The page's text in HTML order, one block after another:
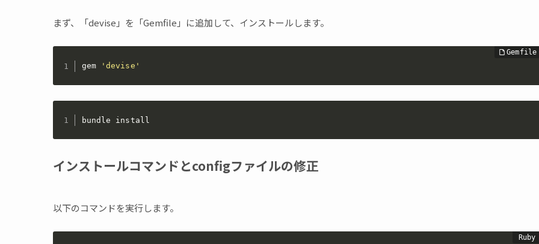
まず、「devise」を「Gemfile」に追加して、インストールします。
gem 'devise'
bundle install
インストールコマンドとconfigファイルの修正
以下のコマンドを実行します。